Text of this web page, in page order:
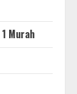
Murah